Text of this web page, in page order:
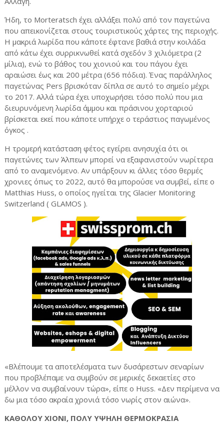
Ήδη, το Morteratsch έχει αλλάξει πολύ από τον παγετώνα
που απεικονίζεται στους τουριστικούς χάρτες της περιοχής.
Η μακριά λωρίδα που κάποτε έφτανε βαθιά στην κοιλάδα
από κάτω έχει συρρικνωθεί κατά σχεδόν 3 χιλιόμετρα (2
μίλια), ενώ το βάθος του χιονιού και του πάγου έχει
αραιώσει έως και 200 ​​μέτρα (656 πόδια). Ένας παράλληλος
παγετώνας Pers βρισκόταν δίπλα σε αυτό το σημείο μέχρι
το 2017. Αλλά τώρα έχει υποχωρήσει τόσο πολύ που μια
διευρυνόμενη λωρίδα άμμου και πράσινου χορταριού
βρίσκεται εκεί που κάποτε υπήρχε ο τεράστιος παγωμένος
όγκος .
Η τρομερή κατάσταση φέτος εγείρει ανησυχία ότι οι
παγετώνες των Άλπεων μπορεί να εξαφανιστούν νωρίτερα
από το αναμενόμενο. Αν υπάρξουν κι άλλες τόσο θερμές
χρονιες όπως το 2022, αυτό θα μπορούσε να συμβεί, είπε ο
Matthias Huss, ο οποίος ηγείται της Glacier Monitoring
Switzerland ( GLAMOS ).
«Βλέπουμε τα αποτελέσματα των δυσάρεστων σεναρίων
που προβλέπαμε να συμβούν σε μερικές δεκαετίες στο
μέλλον να συμβαίνουν τώρα», είπε ο Huss. «Δεν περίμενα να
δω μια τόσο ακραία χρονιά τόσο νωρίς στον αιώνα».
ΚΑΘΟΛΟΥ ΧΙΟΝΙ, ΠΟΛΥ ΥΨΗΛΗ ΘΕΡΜΟΚΡΑΣΙΑ